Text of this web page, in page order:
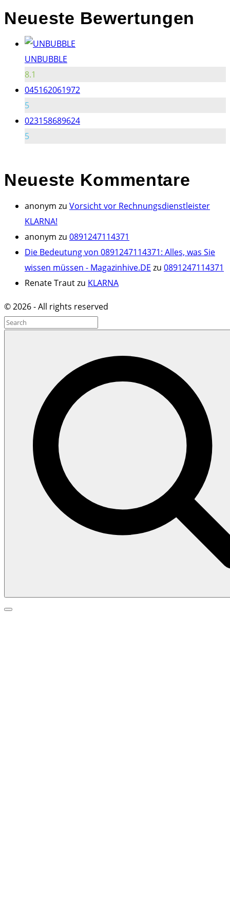
Neueste Bewertungen
UNBUBBLE
8.1
045162061972
5
023158689624
5
Neueste Kommentare
anonym zu Vorsicht vor Rechnungsdienstleister
KLARNA!
anonym zu 0891247114371
Die Bedeutung von 0891247114371: Alles, was Sie
wissen müssen - Magazinhive.DE zu 0891247114371
Renate Trautzu KLARNA
©2026- All rights reserved
Search
Search
Go